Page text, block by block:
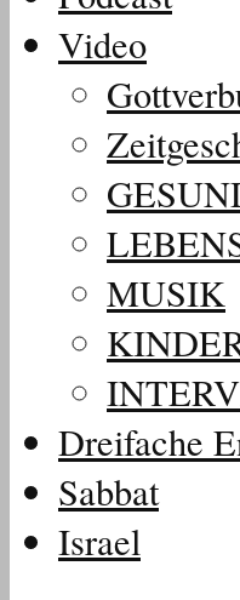
Video
MUSIK
Dreifache
Sabbat
Israel